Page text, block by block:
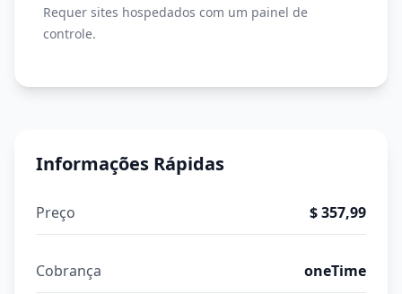
Requer sites hospedados com um painel de
controle.
Informações Rápidas
Preço $ 357,99
Cobrança oneTime